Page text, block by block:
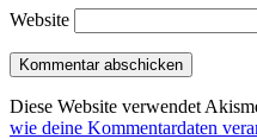
Website
Diese Website verwendet
wie deine Kommentardaten